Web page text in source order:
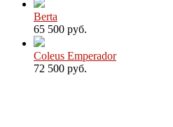
Berta
65 500 руб.
Coleus Emperador
72 500 руб.